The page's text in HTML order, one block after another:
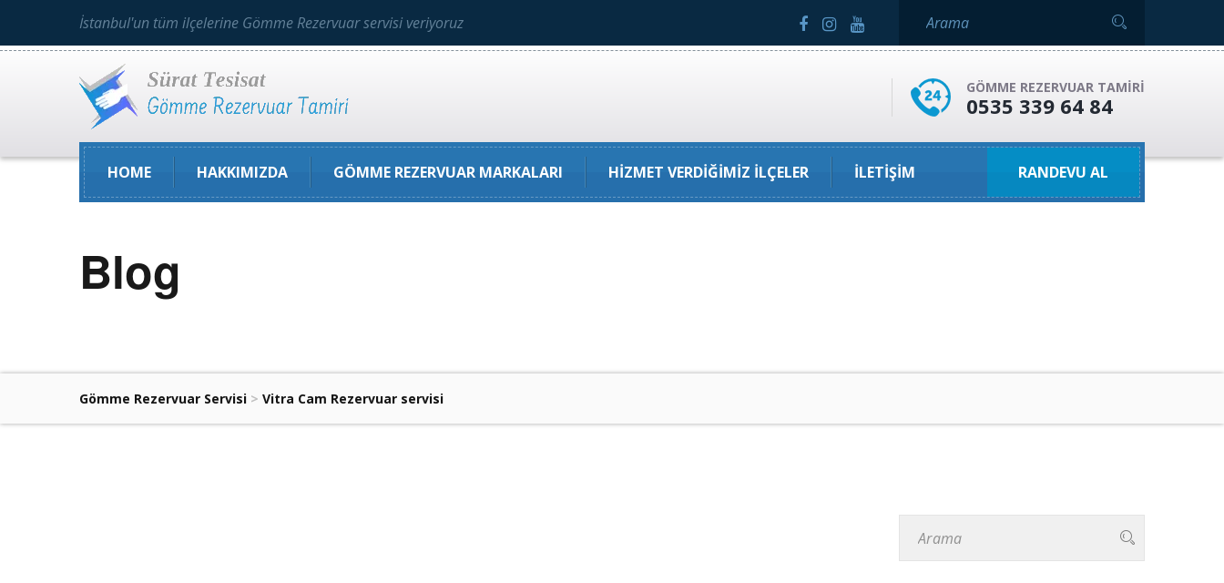
İstanbul'un tüm ilçelerine Gömme Rezervuar servisi veriyoruz
GÖMME REZERVUAR TAMIRI
0535 339 64 84
HOME HAKKIMIZDA GÖMME REZERVUAR MARKALARI HIZMET VERDIĞIMIZ İLÇELER İLETIŞIM RANDEVU AL
Blog
Gömme Rezervuar Servisi > Vitra Cam Rezervuar servisi